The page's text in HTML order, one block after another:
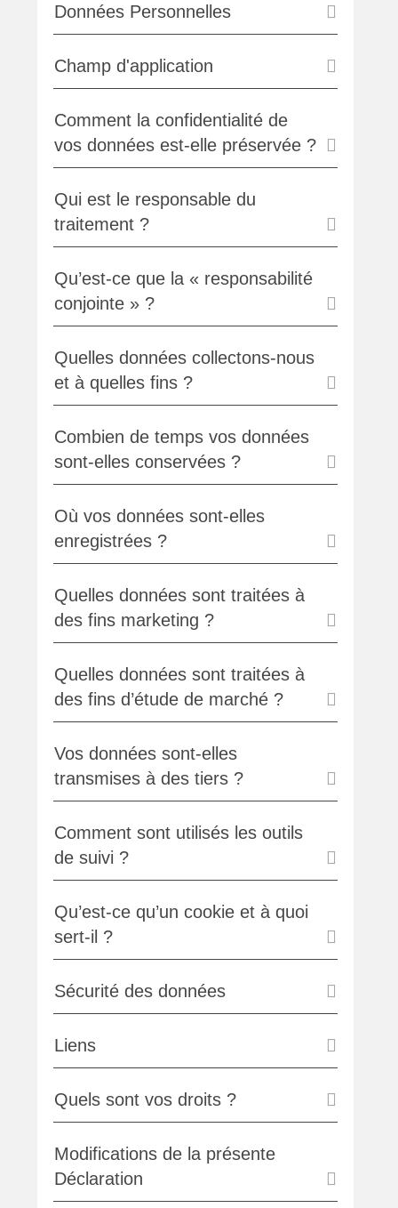
Données Personnelles
Champ d'application
Comment la confidentialité de
vos données est-elle préservée ?
Qui est le responsable du
traitement ?
Qu’est-ce que la « responsabilité
conjointe » ?
Quelles données collectons-nous
et à quelles fins ?
Combien de temps vos données
sont-elles conservées ?
Où vos données sont-elles
enregistrées ?
Quelles données sont traitées à
des fins marketing ?
Quelles données sont traitées à
des fins d’étude de marché ?
Vos données sont-elles
transmises à des tiers ?
Comment sont utilisés les outils
de suivi ?
Qu’est-ce qu’un cookie et à quoi
sert-il ?
Sécurité des données
Liens
Quels sont vos droits ?
Modifications de la présente
Déclaration